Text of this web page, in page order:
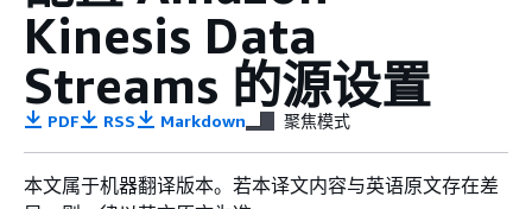
Kinesis Data
Streams 的源设置
PDF RSS Markdown 聚焦模式
本文属于机器翻译版本。若本译文内容与英语原文存在差